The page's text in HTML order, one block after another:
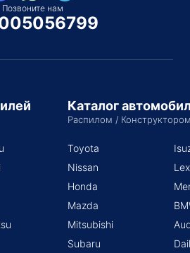
Позвоните нам
Каталог
Распилом /
Toyota
Nissan
Honda
Mazda
Mitsubishi
Subaru